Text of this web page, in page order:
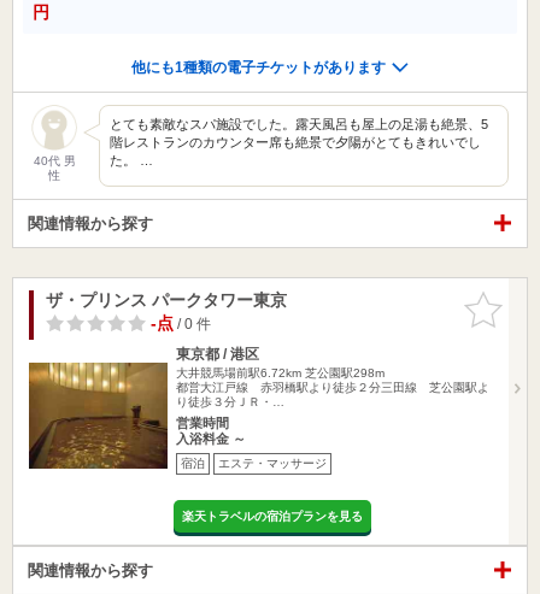
円
他にも1種類の電子チケットがあります
40代 男
性
とても素敵なスパ施設でした。露天風呂も屋上の足湯も絶景、5
階レストランのカウンター席も絶景で夕陽がとてもきれいでし
た。 …
関連情報から探す
お気に入
りに追加
ザ・プリンス パークタワー東京
-点/ 0 件
東京都 / 港区
大井競馬場前駅6.72km 芝公園駅298m
都営大江戸線 赤羽橋駅より徒歩２分三田線 芝公園駅よ
り徒歩３分ＪＲ・…
営業時間
入浴料金 ～
宿泊 エステ・マッサージ
楽天トラベルの宿泊プランを見る
関連情報から探す